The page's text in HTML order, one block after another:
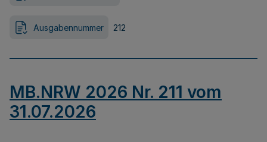
Ausgabennummer 212
MB.NRW 2026 Nr. 211 vom
31.07.2026